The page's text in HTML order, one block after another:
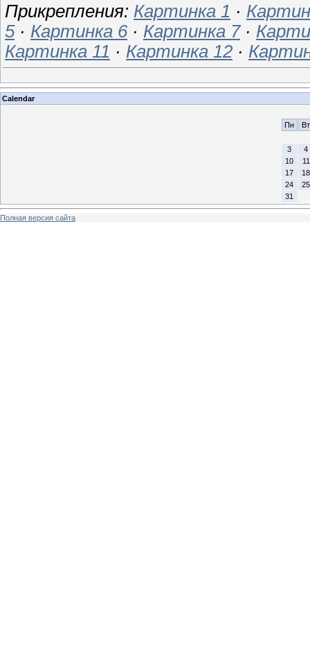
Прикрепления: Картинка 1 ·
5· Картинка 6· Картинка 7·
Картинка 11 · Картинка 12 ·
Calendar
Пн
Вт
3
4
10
11
17
18
24
25
31
Полная версия сайта